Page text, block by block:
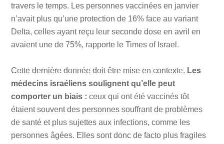
travers le temps. Les personnes vaccinées en janvier
n’avait plus qu’une protection de 16% face au variant
Delta, celles ayant reçu leur seconde dose en avril en
avaient une de 75%, rapporte le Times of Israel.
Cette dernière donnée doit être mise en contexte. Les
médecins israéliens soulignent qu’elle peut
comporter un biais :ceux qui ont été vaccinés tôt
étaient souvent des personnes souffrant de problèmes
de santé et plus sujettes aux infections, comme les
personnes âgées. Elles sont donc de facto plus fragiles